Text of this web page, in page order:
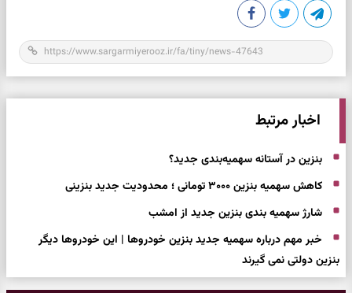
اخبار مرتبط
بنزین در آستانه سهمیه‌بندی جدید؟
کاهش سهمیه بنزین ۳۰۰۰ تومانی ؛ محدودیت جدید بنزینی
شارژ سهمیه بندی بنزین جدید از امشب
خبر مهم درباره سهمیه جدید بنزین خودروها | این خودروها دیگر
بنزین دولتی نمی گیرند